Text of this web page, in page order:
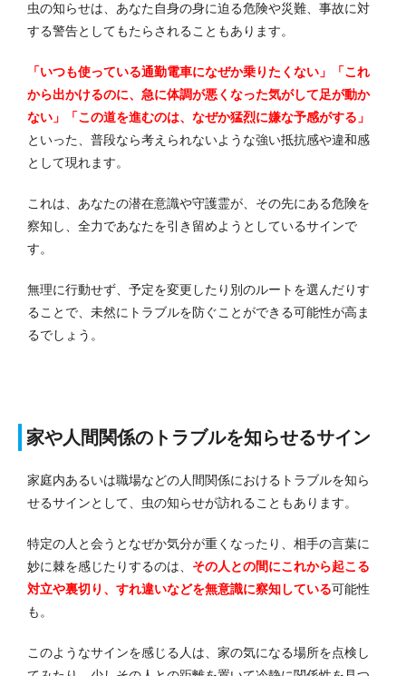
虫の知らせは、あなた自身の身に迫る危険や災難、事故に対
する警告としてもたらされることもあります。
「いつも使っている通勤電車になぜか乗りたくない」「これ
から出かけるのに、急に体調が悪くなった気がして足が動か
ない」「この道を進むのは、なぜか猛烈に嫌な予感がする」
といった、普段なら考えられないような強い抵抗感や違和感
として現れます。
これは、あなたの潜在意識や守護霊が、その先にある危険を
察知し、全力であなたを引き留めようとしているサインで
す。
無理に行動せず、予定を変更したり別のルートを選んだりす
ることで、未然にトラブルを防ぐことができる可能性が高ま
るでしょう。
家や人間関係のトラブルを知らせるサイン
家庭内あるいは職場などの人間関係におけるトラブルを知ら
せるサインとして、虫の知らせが訪れることもあります。
特定の人と会うとなぜか気分が重くなったり、相手の言葉に
妙に棘を感じたりするのは、 その人との間にこれから起こる
対立や裏切り、すれ違いなどを無意識に察知している可能性
も。
このようなサインを感じる人は、家の気になる場所を点検し